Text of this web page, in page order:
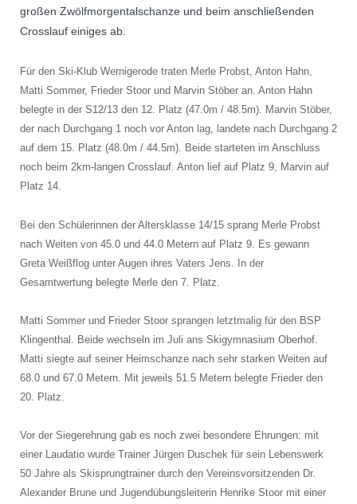
großen Zwölfmorgentalschanze und beim anschließenden
Crosslauf einiges ab.
Für den Ski-Klub Wernigerode traten Merle Probst, Anton Hahn,
Matti Sommer, Frieder Stoor und Marvin Stöber an. Anton Hahn
belegte in der S12/13 den 12. Platz (47.0m / 48.5m). Marvin Stöber,
der nach Durchgang 1 noch vor Anton lag, landete nach Durchgang 2
auf dem 15. Platz (48.0m / 44.5m). Beide starteten im Anschluss
noch beim 2km-langen Crosslauf. Anton lief auf Platz 9, Marvin auf
Platz 14.
Bei den Schülerinnen der Altersklasse 14/15 sprang Merle Probst
nach Weiten von 45.0 und 44.0 Metern auf Platz 9. Es gewann
Greta Weißflog unter Augen ihres Vaters Jens. In der
Gesamtwertung belegte Merle den 7. Platz.
Matti Sommer und Frieder Stoor sprangen letztmalig für den BSP
Klingenthal. Beide wechseln im Juli ans Skigymnasium Oberhof.
Matti siegte auf seiner Heimschanze nach sehr starken Weiten auf
68.0 und 67.0 Metern. Mit jeweils 51.5 Metern belegte Frieder den
20. Platz.
Vor der Siegerehrung gab es noch zwei besondere Ehrungen: mit
einer Laudatio wurde Trainer Jürgen Duschek für sein Lebenswerk
50 Jahre als Skisprungtrainer durch den Vereinsvorsitzenden Dr.
Alexander Brune und Jugendübungsleiterin Henrike Stoor mit einer